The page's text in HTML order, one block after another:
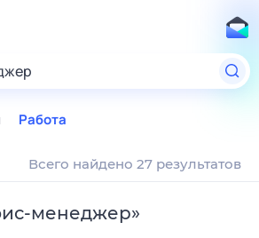
Работа
Всего найдено 27 результатов
менеджер»